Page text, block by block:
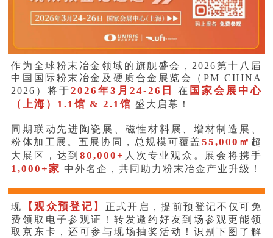
作为全球粉末冶金领域的旗舰盛会，2026第十八届
中国国际粉末冶金及硬质合金展览会（PM CHINA
2026）将于2026年3月24-26日在 国家会展中心
（上海）1.1馆 & 2.1馆 盛大启幕！
同期联动先进陶瓷展、磁性材料展、增材制造展、
粉体加工展。五展协同，总规模可覆盖 55,000 ㎡ 超
大展区，达到80,000+ 人次专业观众。展会将携手
1,000+家 中外名企，共同助力粉末冶金产业升级！
现 【观众预登记】
正式开启，提前预登记不仅可免
费领取电子参观证！转发邀约好友到场参观更能领
取京东卡，还可参与现场抽奖活动！识别下图了解